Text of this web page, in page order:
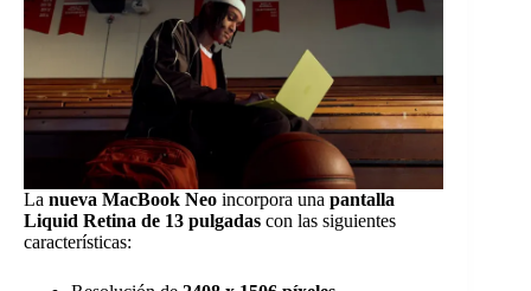
La nueva MacBook Neo incorpora una pantalla
Liquid Retina de 13 pulgadas con las siguientes
características: